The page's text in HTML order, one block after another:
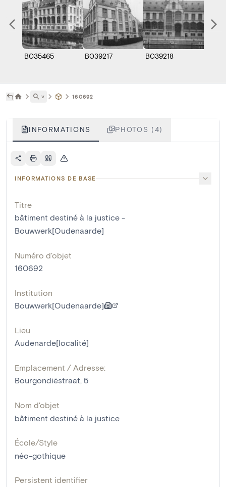
B035465 B039217 B039218
˅ 160692
INFORMATIONS PHOTOS (4)
INFORMATIONS DE BASE
Titre
bâtiment destiné à la justice -
Bouwwerk[Oudenaarde]
Numéro d'objet
160692
Institution
Bouwwerk[Oudenaarde]
Lieu
Audenarde[localité]
Emplacement / Adresse:
Bourgondiëstraat, 5
Nom d'objet
bâtiment destiné à la justice
École/Style
néo-gothique
Persistent identifier